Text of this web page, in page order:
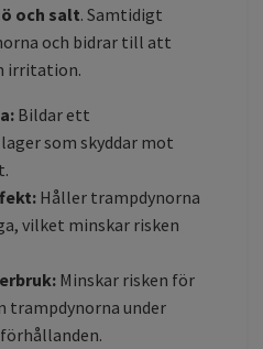
och salt. Samtidigt
och bidrar till att
irritation.
Bildar ett
som skyddar mot
Håller trampdynorna
vilket minskar risken
Minskar risken för
trampdynorna under